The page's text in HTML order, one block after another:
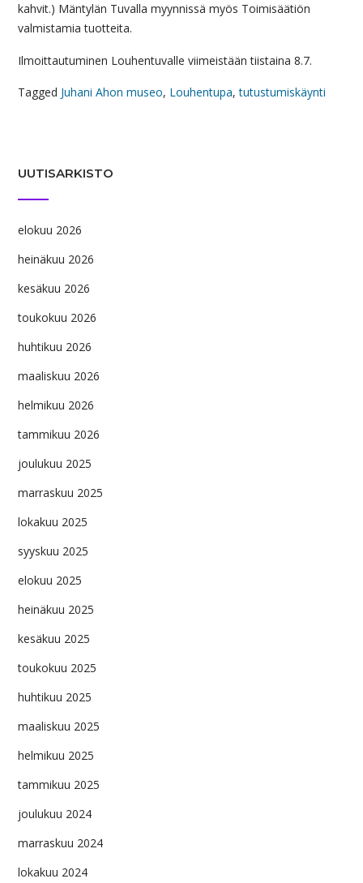
kahvit.) Mäntylän Tuvalla myynnissä myös Toimisäätiön
valmistamia tuotteita.
Ilmoittautuminen Louhentuvalle viimeistään tiistaina 8.7.
Tagged Juhani Ahon museo, Louhentupa,tutustumiskäynti
UUTISARKISTO
elokuu 2026
heinäkuu 2026
kesäkuu 2026
toukokuu 2026
huhtikuu 2026
maaliskuu 2026
helmikuu 2026
tammikuu 2026
joulukuu 2025
marraskuu 2025
lokakuu 2025
syyskuu 2025
elokuu 2025
heinäkuu 2025
kesäkuu 2025
toukokuu 2025
huhtikuu 2025
maaliskuu 2025
helmikuu 2025
tammikuu 2025
joulukuu 2024
marraskuu 2024
lokakuu 2024